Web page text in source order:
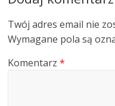
Twój adres email nie
Wymagane pola są
Komentarz*